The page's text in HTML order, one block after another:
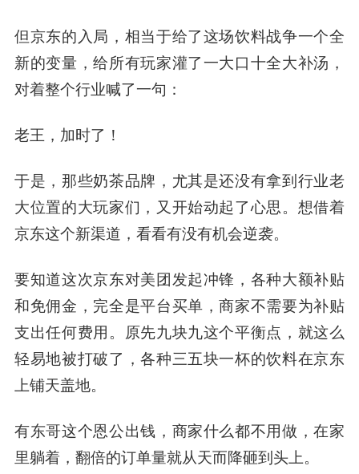
但京东的入局，相当于给了这场饮料战争一个全
新的变量，给所有玩家灌了一大口十全大补汤，
对着整个行业喊了一句：
老王，加时了！
于是，那些奶茶品牌，尤其是还没有拿到行业老
大位置的大玩家们，又开始动起了心思。想借着
京东这个新渠道，看看有没有机会逆袭。
要知道这次京东对美团发起冲锋，各种大额补贴
和免佣金，完全是平台买单，商家不需要为补贴
支出任何费用。原先九块九这个平衡点，就这么
轻易地被打破了，各种三五块一杯的饮料在京东
上铺天盖地。
有东哥这个恩公出钱，商家什么都不用做，在家
里躺着，翻倍的订单量就从天而降砸到头上。